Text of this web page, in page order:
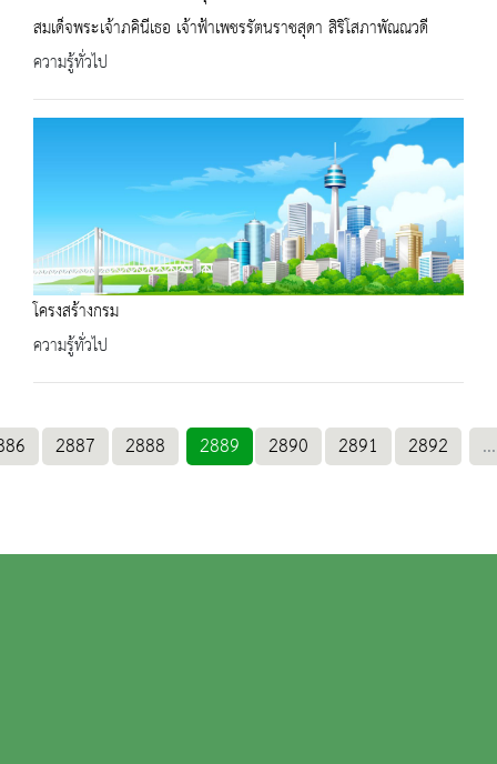
สมเด็จพระเจ้าภคินีเธอ เจ้าฟ้าเพชรรัตนราชสุดา สิริโสภาพัณณวดี
ความรู้ทั่วไป
โครงสร้างกรม
ความรู้ทั่วไป
2887 2888 2889 2890 2891 2892 ...